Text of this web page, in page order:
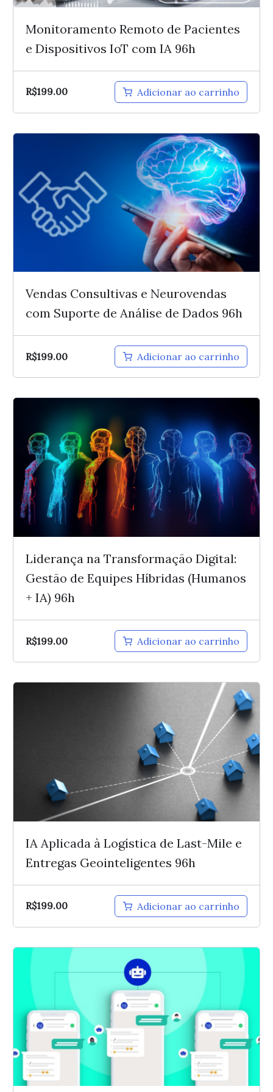
Monitoramento Remoto de Pacientes
e Dispositivos IoT com IA 96h
R$199.00 Adicionar ao carrinho
Vendas Consultivas e Neurovendas
com Suporte de Análise de Dados 96h
R$199.00 Adicionar ao carrinho
Liderança na Transformação Digital:
Gestão de Equipes Híbridas (Humanos
+ IA) 96h
R$199.00 Adicionar ao carrinho
IA Aplicada à Logística de Last-Mile e
Entregas Geointeligentes 96h
R$199.00 Adicionar ao carrinho